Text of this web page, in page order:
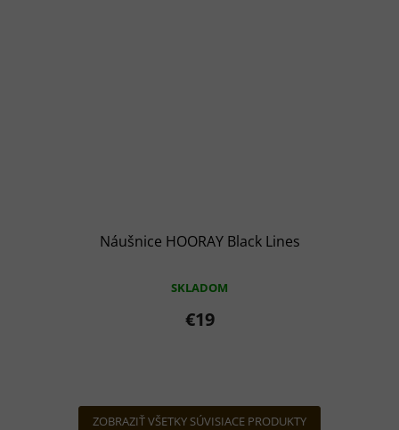
Náušnice HOORAY Black Lines
SKLADOM
€19
ZOBRAZIŤ VŠETKY SÚVISIACE PRODUKTY